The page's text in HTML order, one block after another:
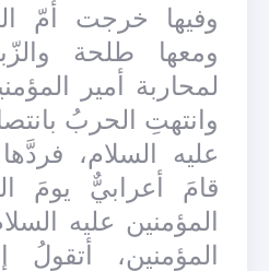
وفيها خرجت أمّ
ومعها طلحة
لمحاربة أمير
وانتهتِ الحربُ
عليه السلام،
قامَ أعرابيٌّ يومَ
المؤمنين عليه
المؤمنين،